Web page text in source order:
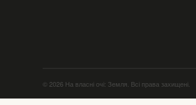
© 2026 На власні очі: Земля. Всі права захищені.